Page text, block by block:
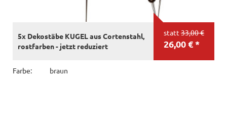
statt 33,00 €
26,00 € *
5x Dekostäbe KUGEL aus Cortenstahl,
rostfarben - jetzt reduziert
Farbe: braun